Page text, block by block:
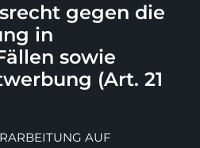
gegen die
in
sowie
(Art. 21
AUF